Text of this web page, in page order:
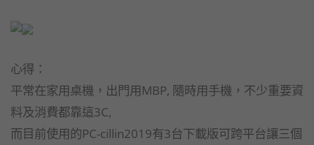
心得：
平常在家用桌機，出門用MBP, 隨時用手機，不少重要資
料及消費都靠這3C,
而目前使用的PC-cillin2019有3台下載版可跨平台讓三個